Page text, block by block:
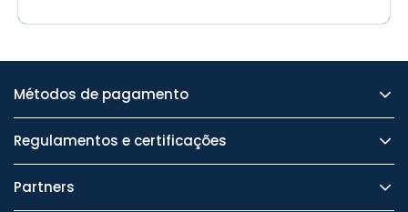
Métodos de pagamento
Regulamentos e certificações
Partners